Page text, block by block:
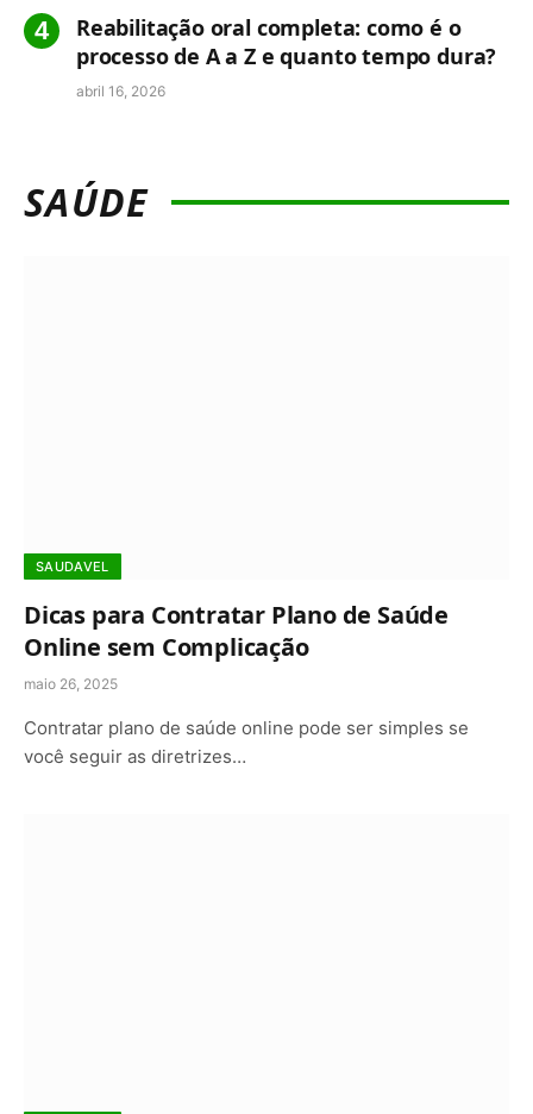
Reabilitação oral completa: como é o
processo de A a Z e quanto tempo dura?
abril 16, 2026
SAÚDE
SAUDAVEL
Dicas para Contratar Plano de Saúde
Online sem Complicação
maio 26, 2025
Contratar plano de saúde online pode ser simples se
você seguir as diretrizes…